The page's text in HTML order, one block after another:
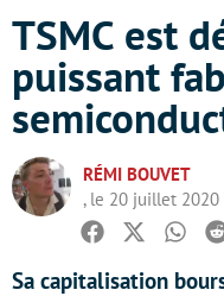
TSMC est
puissant
RÉMI BOUVET
, le 20 juillet 2020
Facebook
Twitter
Sa capitalisation